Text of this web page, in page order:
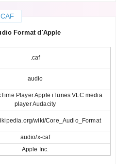
CAF
Format d'Apple
.caf
audio
Player Apple iTunes VLC media
player Audacity
wiki/Core_Audio_Format
audio/x-caf
Apple Inc.